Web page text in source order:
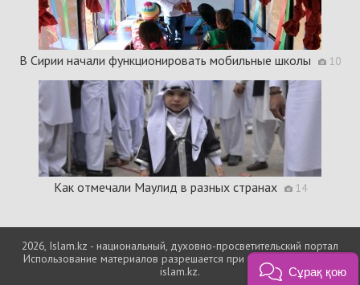
В Сирии начали функционировать мобильные школы 10
Как отмечали Маулид в разных странах 14
2026, Islam.kz - национальный, духовно-просветительский портал
Использование материалов разрешается при условии ссылки на
islam.kz.
Сұрақ қою